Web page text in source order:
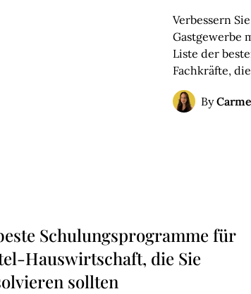
Verbessern
Gastgewerbe
Liste der
Fachkräfte,
By
Schulungsprogramme für
Hauswirtschaft, die Sie
sollten